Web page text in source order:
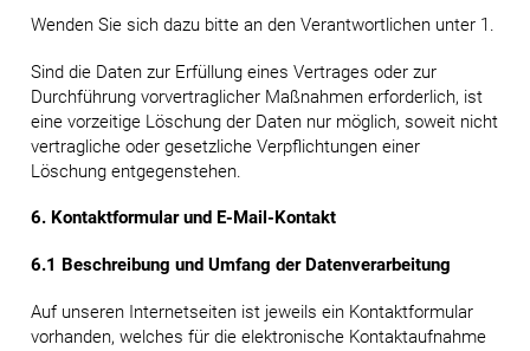
Wenden Sie sich dazu bitte an den Verantwortlichen unter 1.
Sind die Daten zur Erfüllung eines Vertrages oder zur
Durchführung vorvertraglicher Maßnahmen erforderlich, ist
eine vorzeitige Löschung der Daten nur möglich, soweit nicht
vertragliche oder gesetzliche Verpflichtungen einer
Löschung entgegenstehen.
6. Kontaktformular und E-Mail-Kontakt
6.1 Beschreibung und Umfang der Datenverarbeitung
Auf unseren Internetseiten ist jeweils ein Kontaktformular
vorhanden, welches für die elektronische Kontaktaufnahme